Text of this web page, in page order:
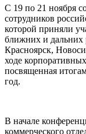
С 19 по 21 ноября
сотрудников
которой приняли
ближних и дальних
Красноярск,
ходе
посвященная
год.
В начале
коммерческого